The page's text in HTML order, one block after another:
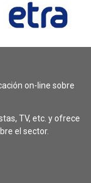
on-line sobre
TV, etc. y ofrece
el sector.